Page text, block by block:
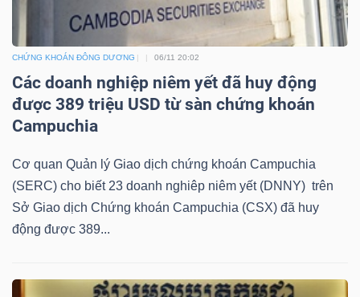
CHỨNG KHOÁN ĐÔNG DƯƠNG 06/11 20:02
Các doanh nghiệp niêm yết đã huy động
được 389 triệu USD từ sàn chứng khoán
Campuchia
Cơ quan Quản lý Giao dịch chứng khoán Campuchia
(SERC) cho biết 23 doanh nghiêp niêm yết (DNNY) trên
Sở Giao dịch Chứng khoán Campuchia (CSX) đã huy
động được 389...
(-)
Thuật
ngữ
(-)
Dịch
vụ